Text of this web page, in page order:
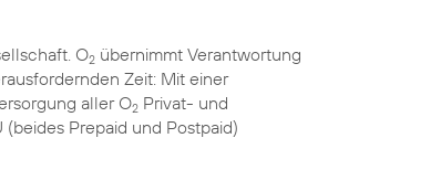
O2 übernimmt Verantwortung
Zeit: Mit einer
aller O2 Privat- und
Prepaid und Postpaid)